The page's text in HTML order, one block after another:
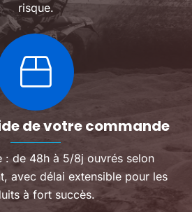
risque.
de votre commande
: de 48h à 5/8j ouvrés selon
avec délai extensible pour les
à fort succès.